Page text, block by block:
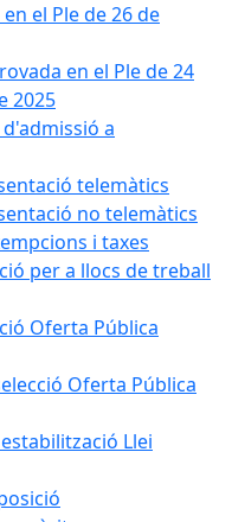
el Ple de 26 de
en el Ple de 24
2025
a
telemàtics
no telemàtics
i taxes
per a llocs de treball
Oferta Pública
Oferta Pública
Llei